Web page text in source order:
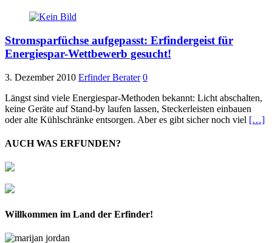
Stromsparfüchse aufgepasst: Erfindergeist für
Energiespar-Wettbewerb gesucht!
3. Dezember 2010 Erfinder Berater 0
Längst sind viele Energiespar-Methoden bekannt: Licht abschalten,
keine Geräte auf Stand-by laufen lassen, Steckerleisten einbauen
oder alte Kühlschränke entsorgen. Aber es gibt sicher noch viel […]
AUCH WAS ERFUNDEN?
Willkommen im Land der Erfinder!